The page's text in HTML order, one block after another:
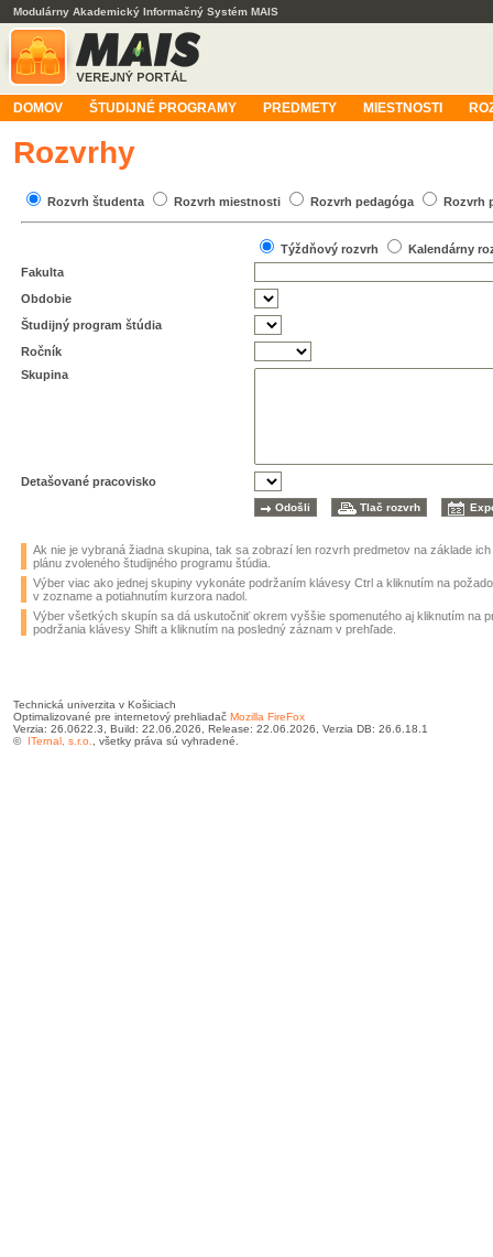
Modulárny Akademický Informačný Systém MAIS
DOMOV ŠTUDIJNÉ PROGRAMY PREDMETY MIESTNOSTI
Rozvrhy
Rozvrh študenta Rozvrh miestnosti Rozvrh pedagóga Rozvrh
Týždňový rozvrh
Kalendárny
Fakulta
Obdobie
Študijný program štúdia
Ročník
Skupina
Detašované pracovisko
Ak nie je vybraná žiadna skupina, tak sa zobrazí len rozvrh predmetov na základe
plánu zvoleného študijného programu štúdia.
Výber viac ako jednej skupiny vykonáte podržaním klávesy Ctrl a kliknutím na
v zozname a potiahnutím kurzora nadol.
Výber všetkých skupín sa dá uskutočniť okrem vyššie spomenutého aj kliknutím na
podržania klávesy Shift a kliknutím na posledný záznam v prehľade.
Technická univerzita v Košiciach
Optimalizované pre internetový prehliadač Mozilla FireFox
Verzia: 26.0622.3, Build: 22.06.2026, Release: 22.06.2026, Verzia DB: 26.6.18.1
© ITernal, s.r.o. , všetky práva sú vyhradené.